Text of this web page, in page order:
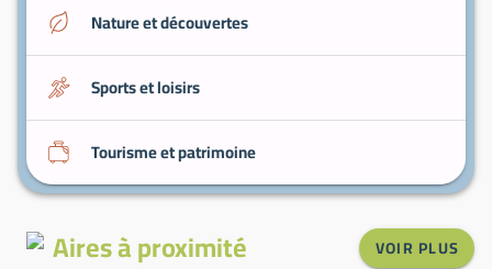
Nature et découvertes
Sports et loisirs
Tourisme et patrimoine
Aires à proximité VOIR PLUS